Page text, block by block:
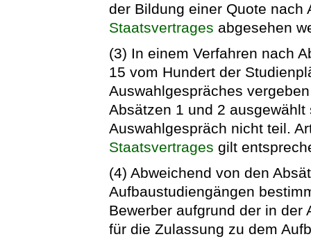
der Bildung einer Quote nach
Staatsvertrages abgesehen
(3) In einem Verfahren nach
15 vom Hundert der
Auswahlgespräches
Absätzen 1 und 2
Auswahlgespräch nicht teil.
Staatsvertrages gilt
(4) Abweichend von den
Aufbaustudiengängen
Bewerber aufgrund der in der
für die Zulassung zu dem